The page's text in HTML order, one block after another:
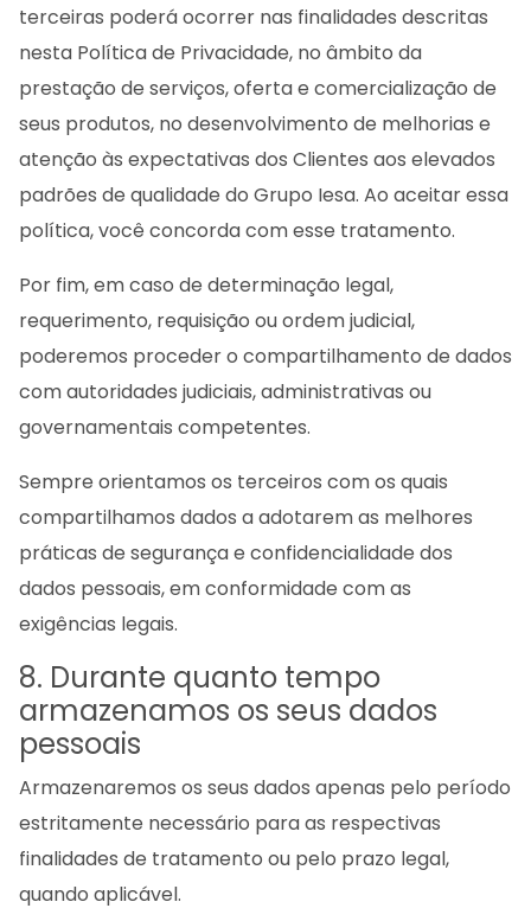
terceiras poderá ocorrer nas finalidades descritas
nesta Política de Privacidade, no âmbito da
prestação de serviços, oferta e comercialização de
seus produtos, no desenvolvimento de melhorias e
atenção às expectativas dos Clientes aos elevados
padrões de qualidade do Grupo Iesa. Ao aceitar essa
política, você concorda com esse tratamento.
Por fim, em caso de determinação legal,
requerimento, requisição ou ordem judicial,
poderemos proceder o compartilhamento de dados
com autoridades judiciais, administrativas ou
governamentais competentes.
Sempre orientamos os terceiros com os quais
compartilhamos dados a adotarem as melhores
práticas de segurança e confidencialidade dos
dados pessoais, em conformidade com as
exigências legais.
8. Durante quanto tempo
armazenamos os seus dados
pessoais
Armazenaremos os seus dados apenas pelo período
estritamente necessário para as respectivas
finalidades de tratamento ou pelo prazo legal,
quando aplicável.